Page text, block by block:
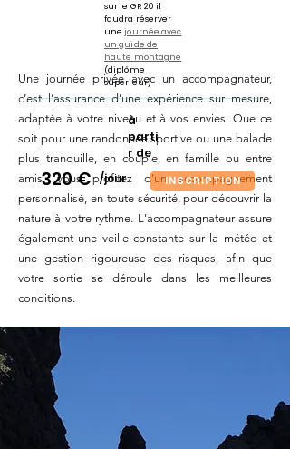
Une journée privée avec un accompagnateur,
c’est l’assurance d’une expérience sur mesure,
adaptée à votre niveau et à vos envies. Que ce
soit pour une randonnée sportive ou une balade
plus tranquille, en couple, en famille ou entre
amis, vous profitez d’un accompagnement
personnalisé, en toute sécurité, pour découvrir la
nature à votre rythme. L'accompagnateur assure
également une veille constante sur la météo et
une gestion rigoureuse des risques, afin que
votre sortie se déroule dans les meilleures
conditions.
sur le GR 20 il
faudra réserver
unejournée avec
un guide de
haute montagne
(diplôme
supérieur)
à
parti
r de
320 € /jour INSCRIPTION